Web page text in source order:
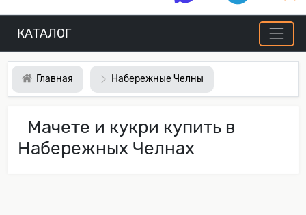
КАТАЛОГ
Главная Набережные Челны
Мачете и кукри купить в
Набережных Челнах